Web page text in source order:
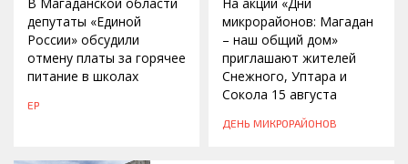
депутаты «Единой
России» обсудили
отмену платы за горячее
питание в школах
ЕР
микрорайонов: Магадан
– наш общий дом»
приглашают жителей
Снежного, Уптара и
Сокола 15 августа
ДЕНЬ МИКРОРАЙОНОВ